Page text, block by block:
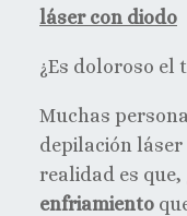
láser con diodo
¿Es doloroso el
Muchas
depilación láser
realidad es que,
enfriamiento